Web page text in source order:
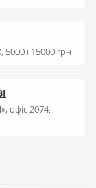
5000 і 15000 грн
офіс 2074.